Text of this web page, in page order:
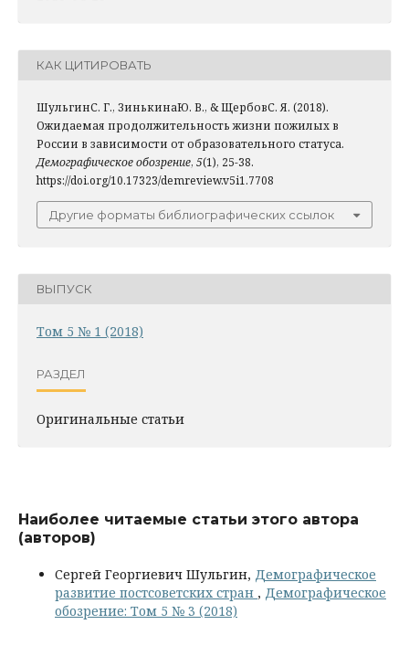
КАК ЦИТИРОВАТЬ
ШульгинС. Г., ЗинькинаЮ. В., & ЩербовС. Я. (2018).
Ожидаемая продолжительность жизни пожилых в
России в зависимости от образовательного статуса.
Демографическое обозрение, 5(1), 25-38.
https://doi.org/10.17323/demreview.v5i1.7708
Другие форматы библиографических ссылок
ВЫПУСК
Том 5 № 1 (2018)
РАЗДЕЛ
Оригинальные статьи
Наиболее читаемые статьи этого автора
(авторов)
Сергей Георгиевич Шульгин, Демографическое
развитие постсоветских стран , Демографическое
обозрение: Том 5 № 3 (2018)